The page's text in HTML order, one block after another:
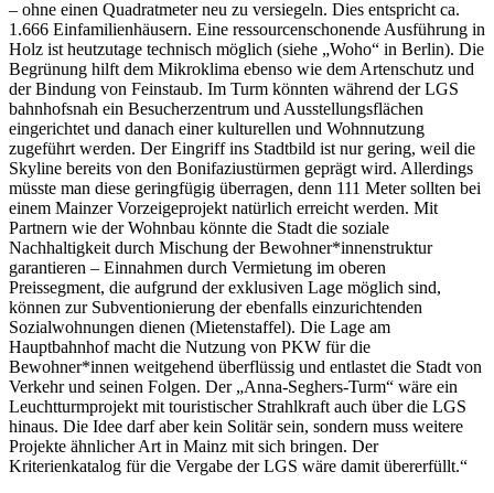
– ohne einen Quadratmeter neu zu versiegeln. Dies entspricht ca.
1.666 Einfamilienhäusern. Eine ressourcenschonende Ausführung in
Holz ist heutzutage technisch möglich (siehe „Woho“ in Berlin). Die
Begrünung hilft dem Mikroklima ebenso wie dem Artenschutz und
der Bindung von Feinstaub. Im Turm könnten während der LGS
bahnhofsnah ein Besucherzentrum und Ausstellungsflächen
eingerichtet und danach einer kulturellen und Wohnnutzung
zugeführt werden. Der Eingriff ins Stadtbild ist nur gering, weil die
Skyline bereits von den Bonifaziustürmen geprägt wird. Allerdings
müsste man diese geringfügig überragen, denn 111 Meter sollten bei
einem Mainzer Vorzeigeprojekt natürlich erreicht werden. Mit
Partnern wie der Wohnbau könnte die Stadt die soziale
Nachhaltigkeit durch Mischung der Bewohner*innenstruktur
garantieren – Einnahmen durch Vermietung im oberen
Preissegment, die aufgrund der exklusiven Lage möglich sind,
können zur Subventionierung der ebenfalls einzurichtenden
Sozialwohnungen dienen (Mietenstaffel). Die Lage am
Hauptbahnhof macht die Nutzung von PKW für die
Bewohner*innen weitgehend überflüssig und entlastet die Stadt von
Verkehr und seinen Folgen. Der „Anna-Seghers-Turm“ wäre ein
Leuchtturmprojekt mit touristischer Strahlkraft auch über die LGS
hinaus. Die Idee darf aber kein Solitär sein, sondern muss weitere
Projekte ähnlicher Art in Mainz mit sich bringen. Der
Kriterienkatalog für die Vergabe der LGS wäre damit übererfüllt.“